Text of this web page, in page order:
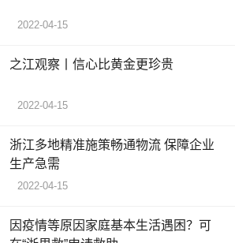
2022-04-15
之江观察丨信心比黄金更珍贵
2022-04-15
浙江多地精准施策畅通物流 保障企业
生产急需
2022-04-15
因疫情等原因家庭基本生活遇困？可